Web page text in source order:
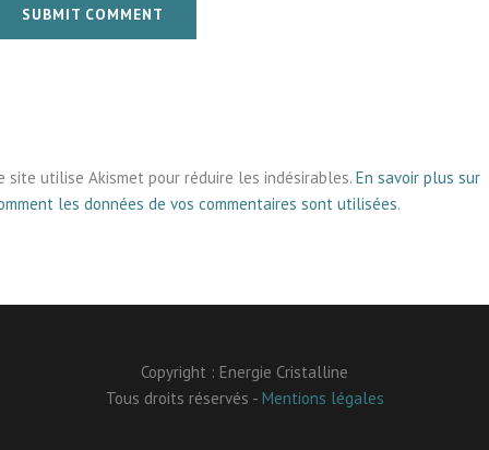
SUBMIT COMMENT
site utilise Akismet pour réduire les indésirables. En savoir plus sur
les données de vos commentaires sont utilisées.
Copyright : Energie Cristalline
Tous droits réservés - Mentions légales